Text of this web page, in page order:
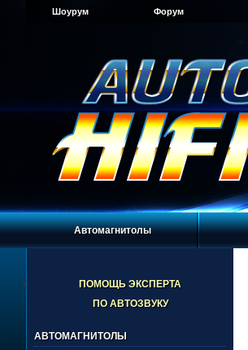
Шоурум Форум
Автомагнитолы
ПОМОЩЬ ЭКСПЕРТА
ПО АВТОЗВУКУ
АВТОМАГНИТОЛЫ